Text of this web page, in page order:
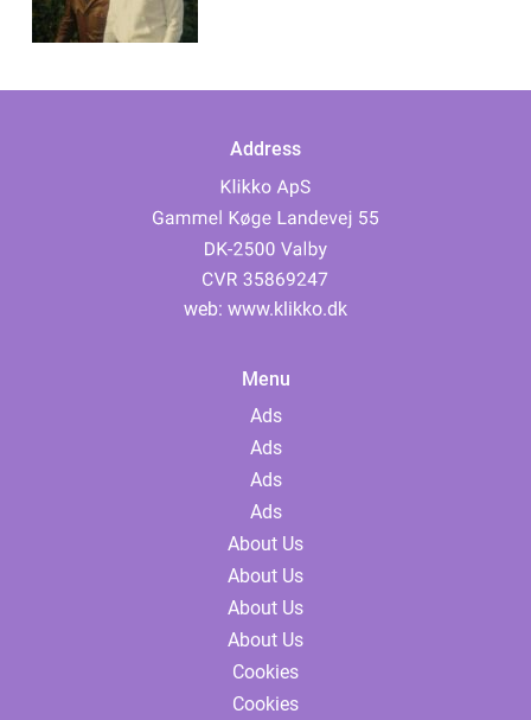
Address
web: www.klikko.dk
Menu
Ads
Ads
Ads
Ads
About Us
About Us
About Us
About Us
Cookies
Cookies